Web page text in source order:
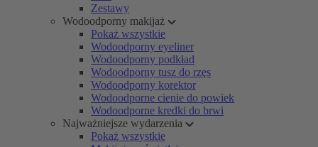
Zestawy
Wodoodporny makijaż
Pokaż wszystkie
Wodoodporny eyeliner
Wodoodporny podkład
Wodoodporny tusz do rzęs
Wodoodporny korektor
Wodoodporne cienie do powiek
Wodoodporne kredki do brwi
Najważniejsze wydarzenia
Pokaż wszystkie